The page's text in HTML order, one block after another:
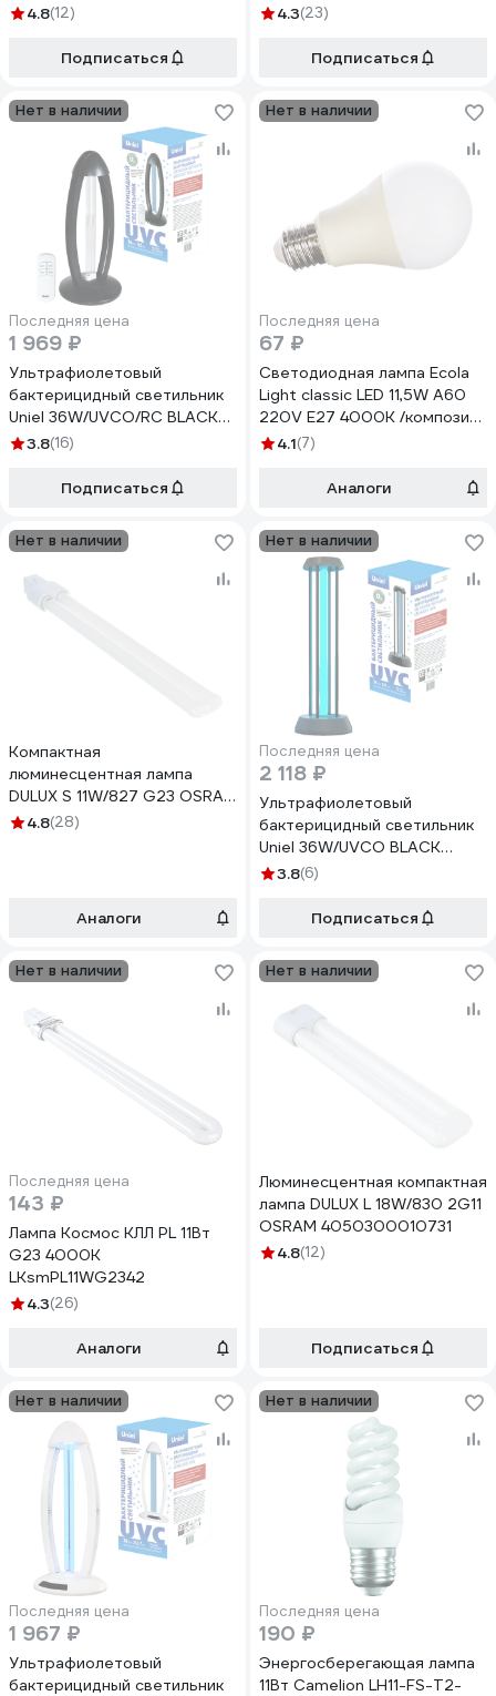
4.8(12)
Подписаться
4.3(23)
Подписаться
Нет в наличии
Последняя цена
1 969 ₽
Ультрафиолетовый
бактерицидный светильник
Uniel 36W/UVCO/RC BLACK
настольный UGL-T02B
3.8(16)
Подписаться
Нет в наличии
Последняя цена
67 ₽
Светодиодная лампа Ecola
Light classic LED 11,5W A60
220V E27 4000K /композит/
106x60 TK7V11ELC
4.1(7)
Аналоги
Нет в наличии
Компактная
люминесцентная лампа
DULUX S 11W/827 G23 OSRAM
4050300006017
4.8(28)
Аналоги
Нет в наличии
Последняя цена
2 118 ₽
Ультрафиолетовый
бактерицидный светильник
Uniel 36W/UVCO BLACK
настольный UGL-T01A
3.8(6)
Подписаться
Нет в наличии
Последняя цена
143 ₽
Лампа Космос КЛЛ PL 11Вт
G23 4000К
LKsmPL11WG2342
4.3(26)
Аналоги
Нет в наличии
Люминесцентная компактная
лампа DULUX L 18W/830 2G11
OSRAM 4050300010731
4.8(12)
Подписаться
Нет в наличии
Последняя цена
1 967 ₽
Ультрафиолетовый
бактерицидный светильник
Нет в наличии
Последняя цена
190 ₽
Энергосберегающая лампа
11Вт Camelion LH11-FS-T2-